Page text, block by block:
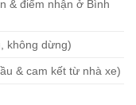
& điểm nhận ở Bình
không dừng)
& cam kết từ nhà xe)